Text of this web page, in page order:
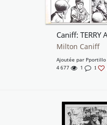
Milton Caniff
Ajoutée par Pportillo
4 677
1 1